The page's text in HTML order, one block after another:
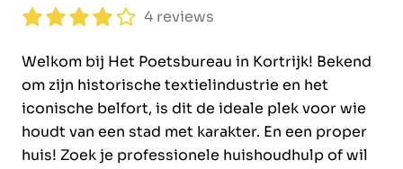
Glowi Glowi Jobs Het Poetsbureau
4 reviews
Welkom bij Het Poetsbureau in Kortrijk! Bekend
om zijn historische textielindustrie en het
iconische belfort, is dit de ideale plek voor wie
houdt van een stad met karakter. En een proper
huis! Zoek je professionele huishoudhulp of wil